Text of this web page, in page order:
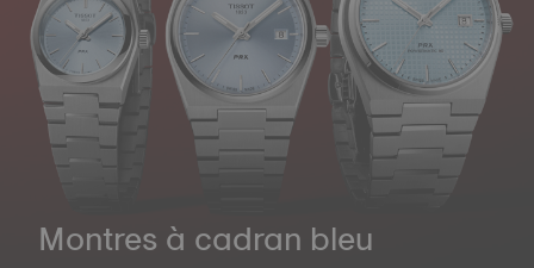
Montres à cadran bleu